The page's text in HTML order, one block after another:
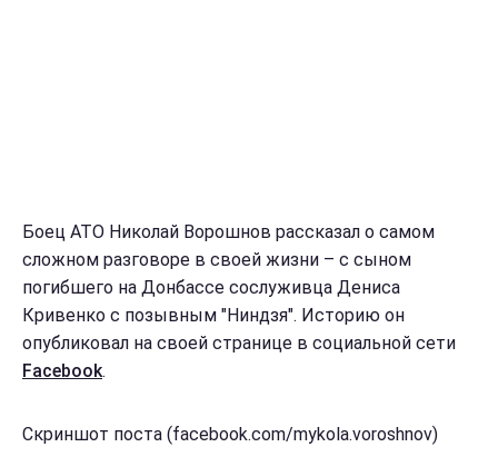
Боец АТО Николай Ворошнов рассказал о самом
сложном разговоре в своей жизни – с сыном
погибшего на Донбассе сослуживца Дениса
Кривенко с позывным "Ниндзя". Историю он
опубликовал на своей странице в социальной сети
Facebook.
Скриншот поста (facebook.com/mykola.voroshnov)